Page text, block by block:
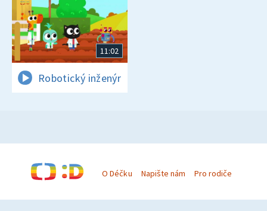
11:02
Robotický inženýr
O Déčku Napište nám Pro rodiče